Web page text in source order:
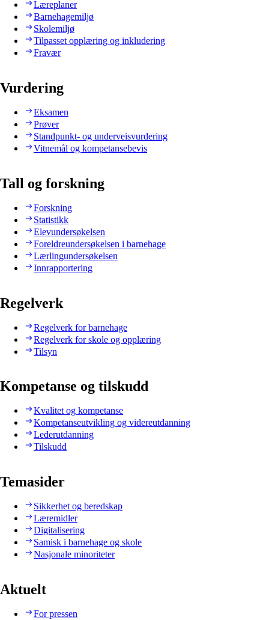
Læreplaner
Barnehagemiljø
Skolemiljø
Tilpasset opplæring og inkludering
Fravær
Vurdering
Eksamen
Prøver
Standpunkt- og underveisvurdering
Vitnemål og kompetansebevis
Tall og forskning
Forskning
Statistikk
Elevundersøkelsen
Foreldreundersøkelsen i barnehage
Lærlingundersøkelsen
Innrapportering
Regelverk
Regelverk for barnehage
Regelverk for skole og opplæring
Tilsyn
Kompetanse og tilskudd
Kvalitet og kompetanse
Kompetanseutvikling og videreutdanning
Lederutdanning
Tilskudd
Temasider
Sikkerhet og beredskap
Læremidler
Digitalisering
Samisk i barnehage og skole
Nasjonale minoriteter
Aktuelt
For pressen